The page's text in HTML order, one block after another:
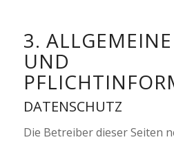
3.
UND
DATENSCHUTZ
Die Betreiber dieser Seiten